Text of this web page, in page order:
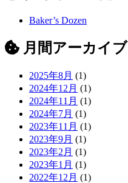
Baker’s Dozen
月間アーカイブ
2025年8月 (1)
2024年12月 (1)
2024年11月 (1)
2024年7月 (1)
2023年11月 (1)
2023年9月 (1)
2023年2月 (1)
2023年1月 (1)
2022年12月 (1)